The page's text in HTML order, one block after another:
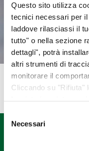
Questo sito utilizza
tecnici necessari per il
laddove rilasciassi il
tutto" o nella sezione
dettagli", potrà
altri strumenti di
monitorare il
Cliccando su "Rifiuta"
quello tecnico. Per
Selezione
delNecessari